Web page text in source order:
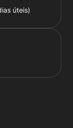
úteis)